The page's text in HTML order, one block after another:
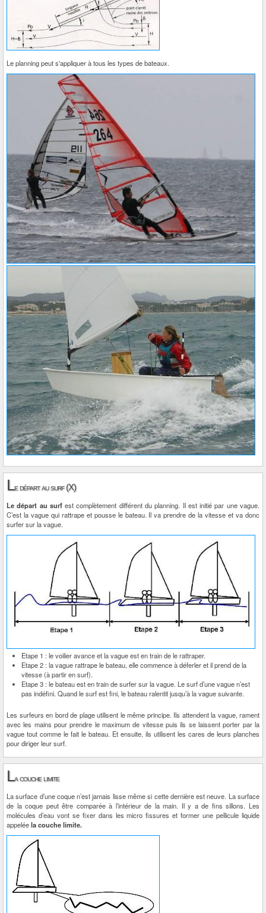
Le planning peut s'appliquer à tous les types de bateaux.
Le départ au surf (X)
Le départ au surfest complètement différent du planning. Il est initié par une vague.
C’est la vague qui rattrape et pousse le bateau. Il va prendre de la vitesse et va donc
surfer sur la vague.
Etape 1 : le voilier avance et la vague est en train de le rattraper.
Etape 2 : la vague rattrape le bateau, elle commence à déferler et il prend de la
vitesse (à partir en surf).
Etape 3 : le bateau est en train de surfer sur la vague. Le surf d’une vague n’est
pas indéfini. Quand le surf est fini, le bateau ralentit jusqu’à la vague suivante.
Les surfeurs en bord de plage utilisent le même principe. Ils attendent la vague, rament
avec les mains pour prendre le maximum de vitesse puis ils se laissent porter par la
vague tout comme le fait le bateau. Et ensuite, ils utilisent les cares de leurs planches
pour diriger leur surf.
La couche limite
La surface d’une coque n’est jamais lisse même si cette dernière est neuve. La surface
de la coque peut être comparée à l’intérieur de la main. Il y a de fins sillons. Les
molécules d’eau vont se fixer dans les micro fissures et former une pellicule liquide
appeléela couche limite.